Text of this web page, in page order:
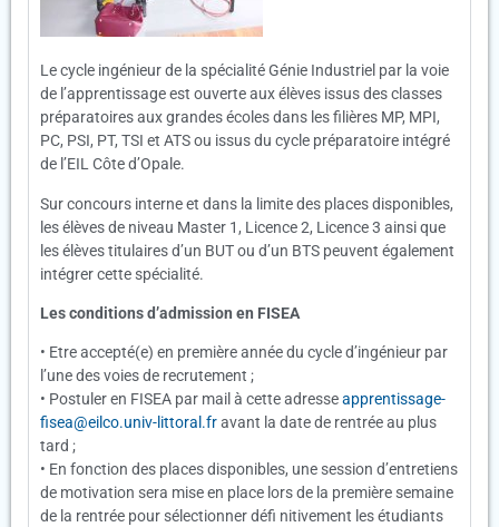
Le cycle ingénieur de la spécialité Génie Industriel par la voie
de l’apprentissage est ouverte aux élèves issus des classes
préparatoires aux grandes écoles dans les filières MP, MPI,
PC, PSI, PT, TSI et ATS ou issus du cycle préparatoire intégré
de l’EIL Côte d’Opale.
Sur concours interne et dans la limite des places disponibles,
les élèves de niveau Master 1, Licence 2, Licence 3 ainsi que
les élèves titulaires d’un BUT ou d’un BTS peuvent également
intégrer cette spécialité.
Les conditions d’admission en FISEA
• Etre accepté(e) en première année du cycle d’ingénieur par
l’une des voies de recrutement ;
• Postuler en FISEA par mail à cette adresseapprentissage-
fisea@eilco.univ-littoral.fravant la date de rentrée au plus
tard ;
• En fonction des places disponibles, une session d’entretiens
de motivation sera mise en place lors de la première semaine
de la rentrée pour sélectionner défi nitivement les étudiants